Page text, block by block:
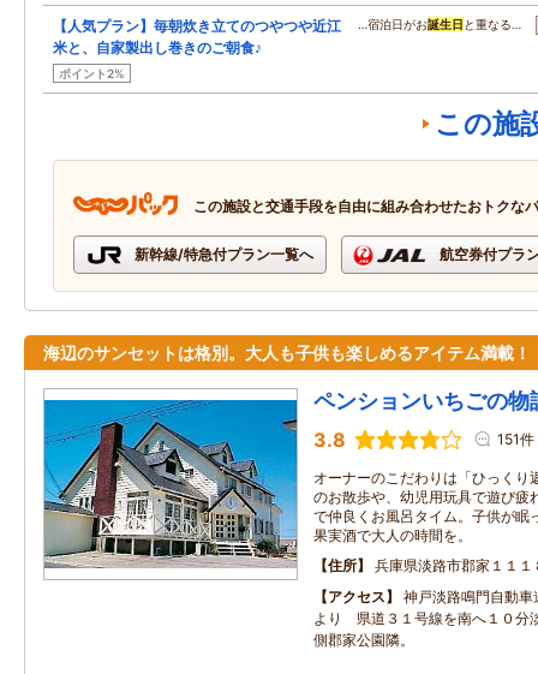
【人気プラン】毎朝炊き立てのつやつや近江
米と、自家製出し巻きのご朝食♪
ポイント2%
…宿泊日がお誕生日 と重なる…
この施
この施設と交通手段を自由に組み合わせたおトクな
新幹線/特急付プラン一覧へ 航空券付プラ
海辺のサンセットは格別。大人も子供も楽しめるアイテム満載！
ペンションいちごの物
3.8 151件
オーナーのこだわりは「ひっくり
のお散歩や、幼児用玩具で遊び疲
で仲良くお風呂タイム。子供が眠
果実酒で大人の時間を。
住所
兵庫県淡路市郡家１１１
アクセス
神戸淡路鳴門自動
より 県道３１号線を南へ１０分
側郡家公園隣。